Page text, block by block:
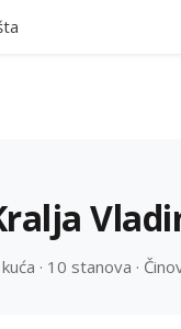
· 10 stanova ·